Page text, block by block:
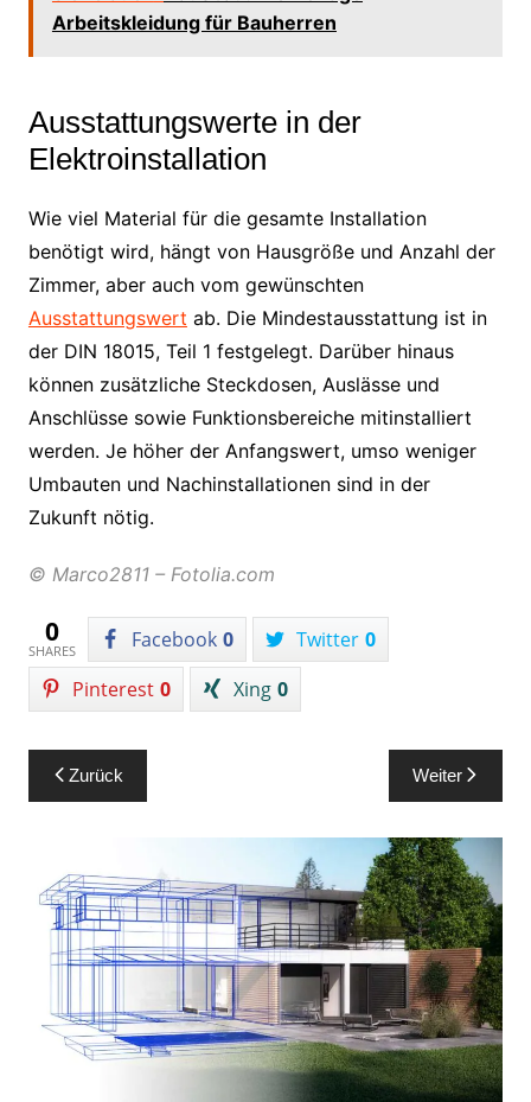
Arbeitskleidung für Bauherren
Ausstattungswerte in der
Elektroinstallation
Wie viel Material für die gesamte Installation
benötigt wird, hängt von Hausgröße und Anzahl der
Zimmer, aber auch vom gewünschten
Ausstattungswert ab. Die Mindestausstattung ist in
der DIN 18015, Teil 1 festgelegt. Darüber hinaus
können zusätzliche Steckdosen, Auslässe und
Anschlüsse sowie Funktionsbereiche mitinstalliert
werden. Je höher der Anfangswert, umso weniger
Umbauten und Nachinstallationen sind in der
Zukunft nötig.
© Marco2811 – Fotolia.com
0
SHARES Facebook 0 Twitter 0
Pinterest 0 Xing 0
Beitragsnavigation
Zurück Weiter